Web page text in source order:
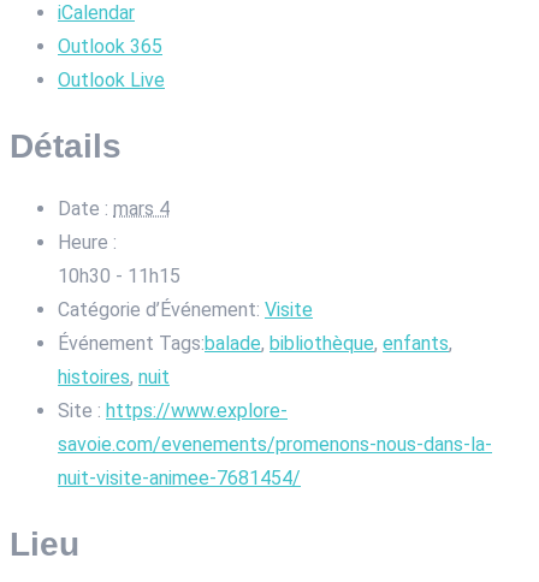
iCalendar
Outlook 365
Outlook Live
Détails
Date : mars 4
Heure :
10h30 - 11h15
Catégorie d’Événement: Visite
Événement Tags:balade, bibliothèque, enfants,
histoires, nuit
Site : https://www.explore-
savoie.com/evenements/promenons-nous-dans-la-
nuit-visite-animee-7681454/
Lieu